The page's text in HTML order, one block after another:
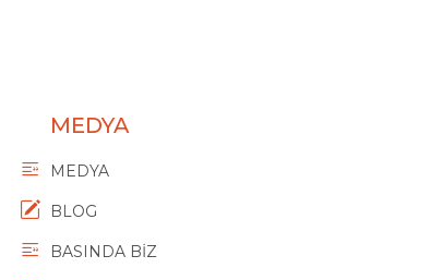
MEDYA
MEDYA
BLOG
BASINDA BİZ